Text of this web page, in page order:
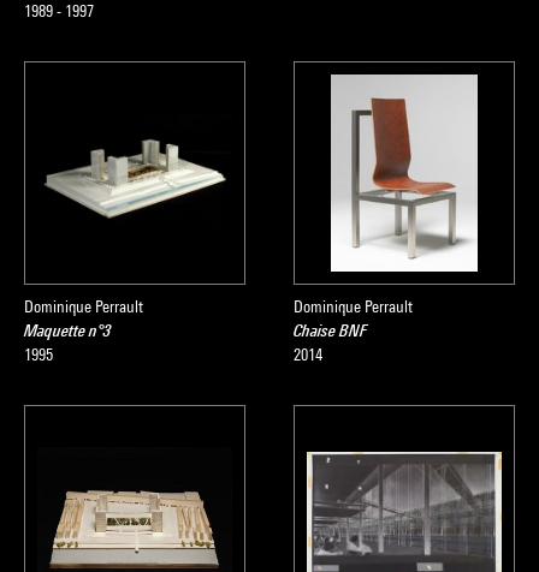
1989 - 1997
Dominique Perrault
Maquette n°3
1995
Dominique Perrault
Chaise BNF
2014